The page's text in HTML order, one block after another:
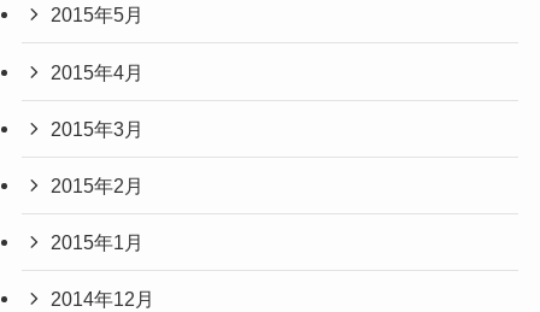
2015年5月
2015年4月
2015年3月
2015年2月
2015年1月
2014年12月